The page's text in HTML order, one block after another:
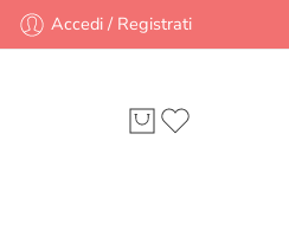
Accedi / Registrati